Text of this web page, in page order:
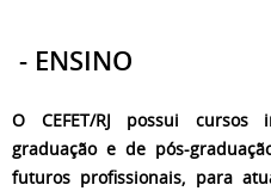
- ENSINO
O CEFET/RJ possui cursos
graduação e de pós-
futuros profissionais, para